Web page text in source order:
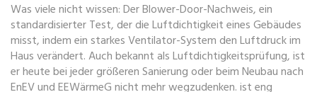
Was viele nicht wissen: DerBlower-Door-Nachweis,ein
standardisierter Test, der die Luftdichtigkeit eines Gebäudes
misst, indem ein starkes Ventilator-System den Luftdruck im
Haus verändert. Auch bekannt alsLuftdichtigkeitsprüfung, ist
er heute bei jeder größeren Sanierung oder beim Neubau nach
EnEV und EEWärmeG nicht mehr wegzudenken.ist eng